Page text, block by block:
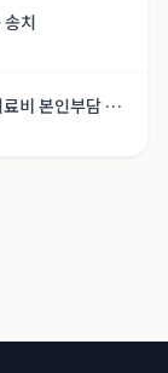
송치
비 본인부담 면